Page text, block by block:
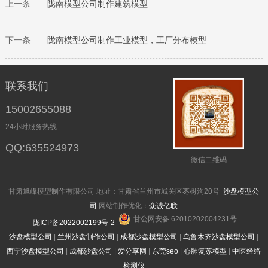
上一条 陇南模型公司制作建筑模型
下一条 陇南模型公司制作工业模型，工厂分布模型
联系我们
15002655088
24小时服务热线
QQ:635524973
微信二维码
甘肃旭峰模型制作有限公司 地址：甘肃省兰州市城关区枣树沟20号沙盘模型公
司 网站制作优化：众诚亿联
陇ICP备2022002199号-2
甘公网安备 62010202004231号
沙盘模型公司 兰州沙盘制作公司 成都沙盘模型公司 |乌鲁木齐沙盘模型公司
西宁沙盘模型公司
成都沙盘公司 |爱分享网 东莞seo |心肺复苏模型 |中医经络
检测仪